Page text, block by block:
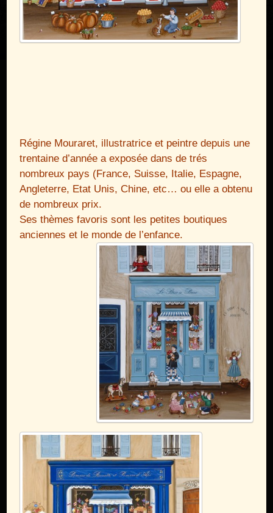
Régine Mouraret, illustratrice et peintre depuis une
trentaine d’année a exposée dans de trés
nombreux pays (France, Suisse, Italie, Espagne,
Angleterre, Etat Unis, Chine, etc… ou elle a obtenu
de nombreux prix.
Ses thèmes favoris sont les petites boutiques
anciennes et le monde de l’enfance.